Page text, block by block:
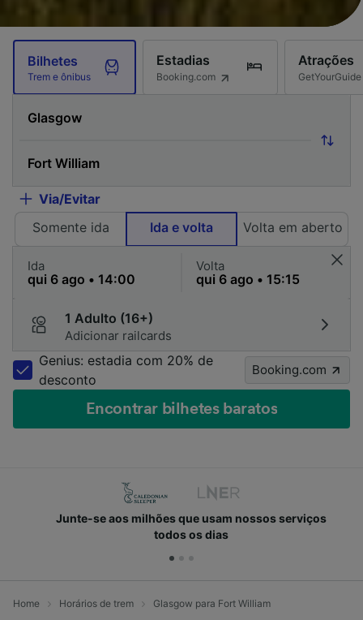
Bilhetes
Trem e ônibus
Estadias
Booking.com
Atrações
GetYourGuide
Via/Evitar
Somente ida
Ida e volta Volta em aberto
Ida Volta
1 Adulto (16+)
Adicionar railcards
Genius: estadia com 20% de
desconto
Booking.com
Encontrar bilhetes baratos
Junte-se aos milhões que usam nossos serviços
todos os dias
Home Horários de trem Glasgow para Fort William